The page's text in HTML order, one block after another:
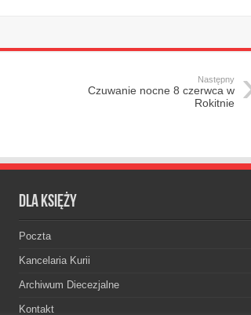
Następny
Czuwanie nocne 8 czerwca w
Rokitnie
Dla księży
Poczta
Kancelaria Kurii
Archiwum Diecezjalne
Kontakt